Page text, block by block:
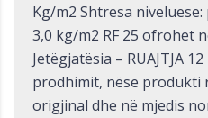
Kg/m2 Shtresa
3,0 kg/m2 RF 25 ofrohet
Jetëgjatësia – RUAJTJA
prodhimit, nëse produkti
origjinal dhe në mjedis